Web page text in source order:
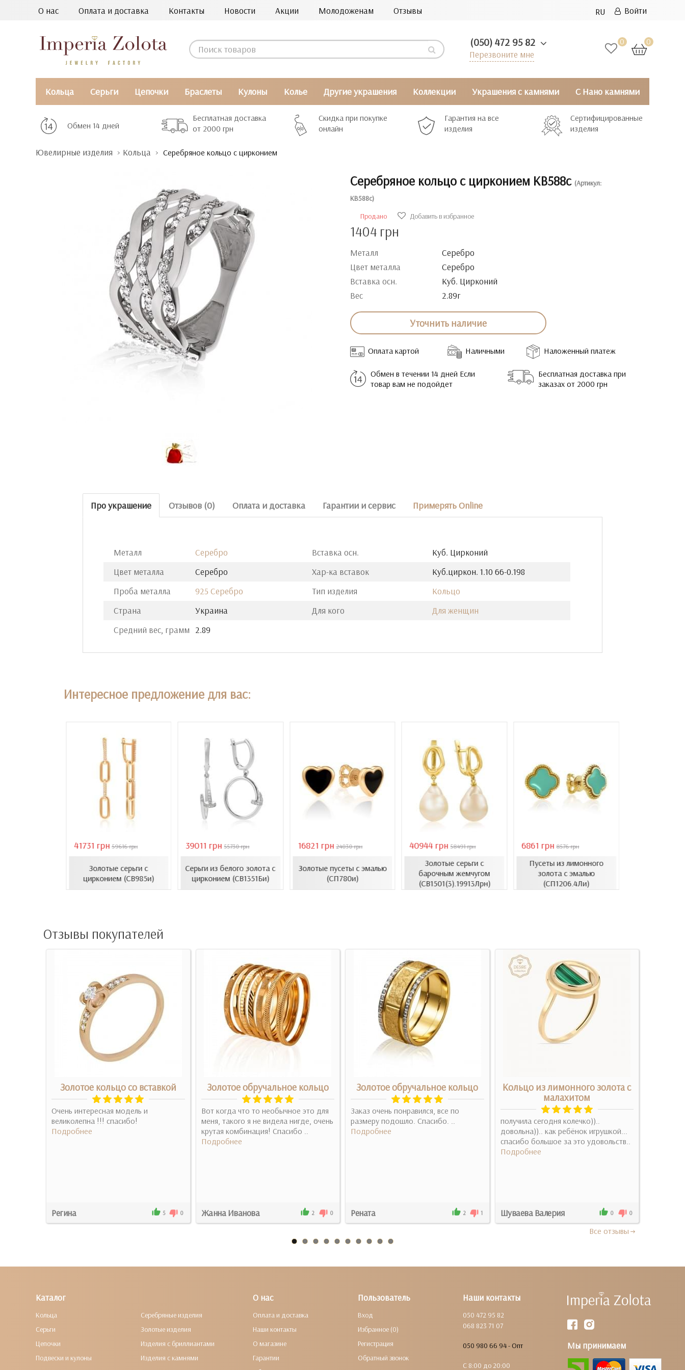
О нас Оплата и доставка Контакты Новости Акции Молодоженам Отзывы RU Войти
0 0
(050) 472 95 82
Перезвоните мне
Кольца Серьги Цепочки Браслеты Кулоны Колье Другие украшения Коллекции Украшения с камнями С Нано камнями
Обмен 14 дней
Бесплатная доставка
от 2000 грн
Скидка при покупке
онлайн
Гарантия на все
изделия
Сертифицированные
изделия
Ювелирные изделия Кольца Серебряное кольцо с цирконием
Серебряное кольцо с цирконием КВ588с (Артикул:
КВ588с)
Продано
Добавить в избранное
1404 грн
Металл
Серебро
Цвет металла
Серебро
Вставка осн.
Куб. Цирконий
Вес
2.89г
Уточнить наличие
Оплата картой Наличными Наложенный платеж
Обмен в течении 14 дней Если
товар вам не подойдет
Бесплатная доставка при
заказах от 2000 грн
Про украшение Отзывов (0) Оплата и доставка Гарантии и сервис Примерять Online
Металл
Серебро
Цвет металла
Серебро
Проба металла
925 Серебро
Страна
Украина
Средний вес, грамм
2.89
Вставка осн.
Куб. Цирконий
Хар-ка вставок
Куб.циркон. 1.10 66-0.198
Тип изделия
Кольцо
Для кого
Для женщин
Интересное предложение для вас:
41731 грн 59616 грн
Золотые серьги с
цирконием (СВ985и)
39011 грн 55730 грн
Серьги из белого золота с
цирконием (СВ1351Би)
16821 грн 24030 грн
Золотые пусеты с эмалью
(СП780и)
40944 грн 58491 грн
Золотые серьги с
барочным жемчугом
(СВ1501(3).19913Лрн)
6861 грн 8576 грн
Пусеты из лимонного
золота с эмалью
(СП1206.4Ли)
Отзывы покупателей
Золотое кольцо со вставкой
Очень интересная модель и
великолепна !!! спасибо!
Подробнее
Регина 5 0
Золотое обручальное кольцо
Вот когда что то необычное это для
меня, такого я не видела нигде, очень
крутая комбинация! Спасибо ..
Подробнее
Жанна Иванова 2 0
Золотое обручальное кольцо
Заказ очень понравился, все по
размеру подошло. Спасибо. ..
Подробнее
Рената 2 1
Кольцо из лимонного золота с
малахитом
получила сегодня колечко))..
довольна)).. как ребёнок игрушкой...
спасибо большое за это удовольств..
Подробнее
Шуваева Валерия 0 0
Все отзывы
Наши контакты
050 472 95 82
068 823 71 07
050 980 66 94 - Опт
С 8:00 до 20:00
Мы принимаем
Каталог
Кольца
Серьги
Цепочки
Подвески и кулоны
Серебряные изделия
Золотые изделия
Изделия с бриллиантами
Изделия с камнями
О нас
Оплата и доставка
Наши контакты
О магазине
Гарантии
Пользователь
Вход
Избранное (0)
Регистрация
Обратный звонок